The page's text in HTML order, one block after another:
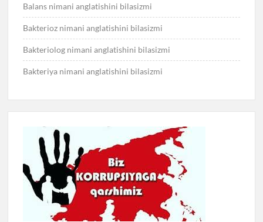
Balans nimani anglatishini bilasizmi
Bakterioz nimani anglatishini bilasizmi
Bakteriolog nimani anglatishini bilasizmi
Bakteriya nimani anglatishini bilasizmi